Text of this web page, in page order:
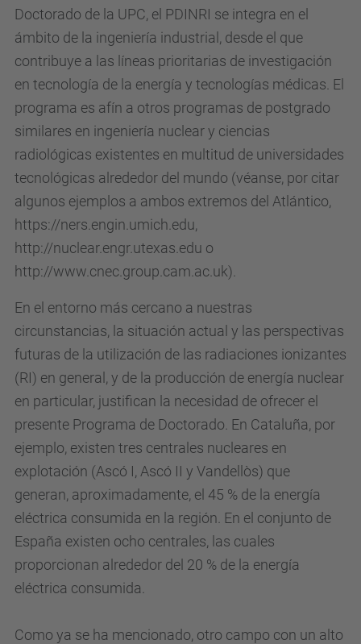
Doctorado de la UPC, el PDINRI se integra en el
ámbito de la ingeniería industrial, desde el que
contribuye a las líneas prioritarias de investigación
en tecnología de la energía y tecnologías médicas. El
programa es afín a otros programas de postgrado
similares en ingeniería nuclear y ciencias
radiológicas existentes en multitud de universidades
tecnológicas alrededor del mundo (véanse, por citar
algunos ejemplos a ambos extremos del Atlántico,
https://ners.engin.umich.edu,
http://nuclear.engr.utexas.edu o
http://www.cnec.group.cam.ac.uk).
En el entorno más cercano a nuestras
circunstancias, la situación actual y las perspectivas
futuras de la utilización de las radiaciones ionizantes
(RI) en general, y de la producción de energía nuclear
en particular, justifican la necesidad de ofrecer el
presente Programa de Doctorado. En Cataluña, por
ejemplo, existen tres centrales nucleares en
explotación (Ascó I, Ascó II y Vandellòs) que
generan, aproximadamente, el 45 % de la energía
eléctrica consumida en la región. En el conjunto de
España existen ocho centrales, las cuales
proporcionan alrededor del 20 % de la energía
eléctrica consumida.
Como ya se ha mencionado, otro campo con un alto